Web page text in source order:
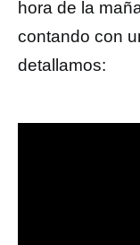
hora de la
contando con
detallamos: